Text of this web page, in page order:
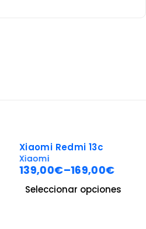
Xiaomi Redmi 13c
Xiaomi
139,00€–169,00€
Seleccionar opciones